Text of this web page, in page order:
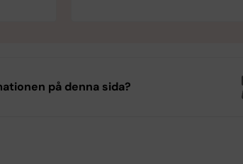
på denna sida?